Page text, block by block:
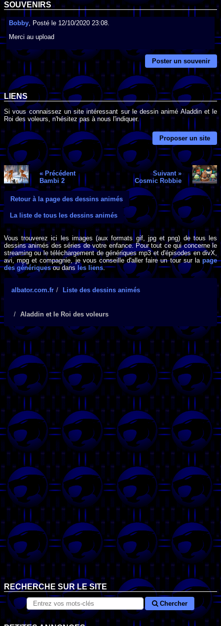
SOUVENIRS
Bobby , Posté le 12/10/2020 23:08.
Merci au upload
Poster un souvenir
LIENS
Si vous connaissez un site intéressant sur le dessin animé Aladdin et le
Roi des voleurs, n'hésitez pas à nous l'indiquer.
Proposer un site
« Précédent
Bambi 2
Suivant »
Cosmic Robbie
Retour à la page des dessins animés
La liste de tous les dessins animés
Vous trouverez ici les images (aux formats gif, jpg et png) de tous les
dessins animés des séries de votre enfance. Pour tout ce qui concerne le
streaming ou le téléchargement de génériques mp3 et d'épisodes en divX,
avi, mpg et compagnie, je vous conseille d'aller faire un tour sur la page
des génériquesou dans les liens.
albator.com.fr Liste des dessins animés
Aladdin et le Roi des voleurs
RECHERCHE SUR LE SITE
Chercher